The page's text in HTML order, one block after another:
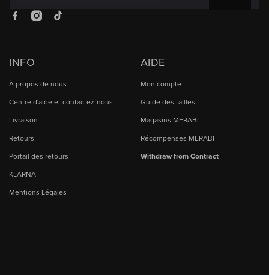
INFO
À propos de nous
Centre d'aide et contactez-nous
Livraison
Retours
Portail des retours
KLARNA
Mentions Légales
AIDE
Mon compte
Guide des tailles
Magasins MERABI
Récompenses MERABI
Withdraw from Contract
FacebookInstagramTikTok